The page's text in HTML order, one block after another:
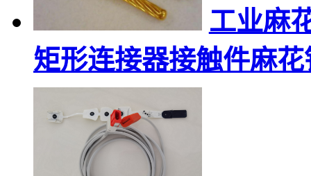
工业麻
矩形连接器接触件麻花